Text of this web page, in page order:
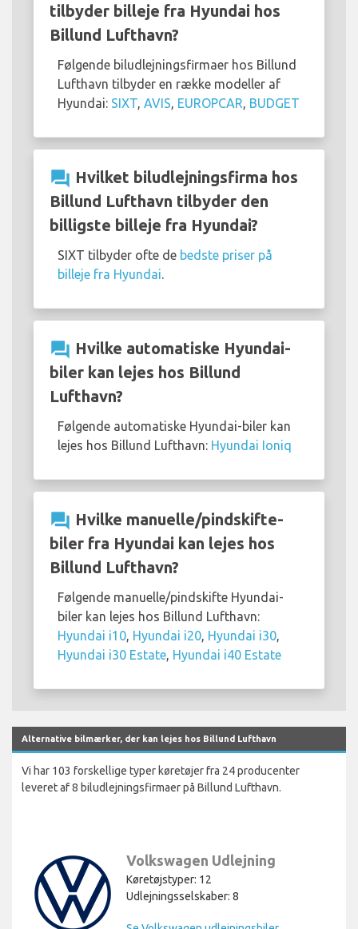
tilbyder billeje fra Hyundai hos
Billund Lufthavn?
Følgende biludlejningsfirmaer hos Billund
Lufthavn tilbyder en række modeller af
Hyundai: SIXT, AVIS, EUROPCAR, BUDGET
question_answer Hvilket biludlejningsfirma hos
Billund Lufthavn tilbyder den
billigste billeje fra Hyundai?
SIXT tilbyder ofte de bedste priser på
billeje fra Hyundai.
question_answer Hvilke automatiske Hyundai-
biler kan lejes hos Billund
Lufthavn?
Følgende automatiske Hyundai-biler kan
lejes hos Billund Lufthavn: Hyundai Ioniq
question_answer Hvilke manuelle/pindskifte-
biler fra Hyundai kan lejes hos
Billund Lufthavn?
Følgende manuelle/pindskifte Hyundai-
biler kan lejes hos Billund Lufthavn:
Hyundai i10, Hyundai i20, Hyundai i30,
Hyundai i30 Estate, Hyundai i40 Estate
Alternative bilmærker, der kan lejes hos Billund Lufthavn
Vi har 103 forskellige typer køretøjer fra 24 producenter
leveret af 8 biludlejningsfirmaer på Billund Lufthavn.
Volkswagen Udlejning
Køretøjstyper: 12
Udlejningsselskaber: 8